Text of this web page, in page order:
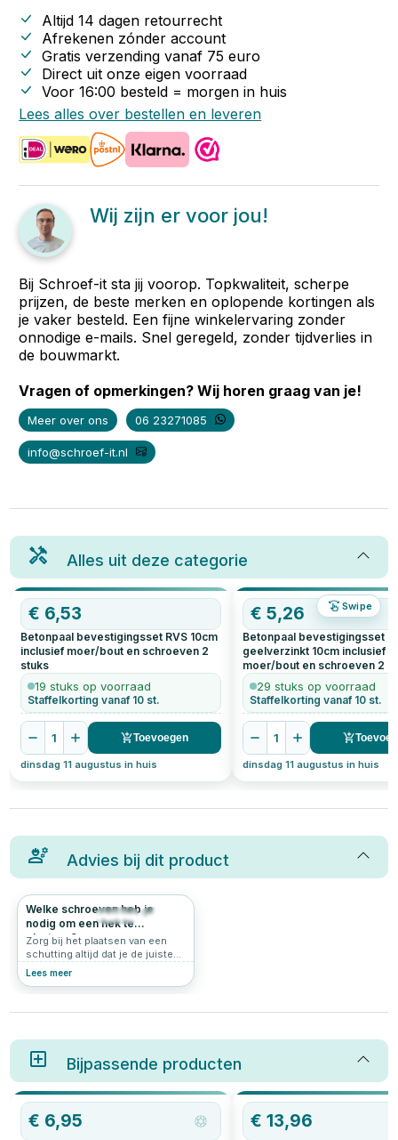
Altijd 14 dagen retourrecht
Afrekenen zónder account
Gratis verzending vanaf 75 euro
Direct uit onze eigen voorraad
Voor 16:00 besteld = morgen in huis
Lees alles over bestellen en leveren
Wij zijn er voor jou!
Bij Schroef-it sta jij voorop. Topkwaliteit, scherpe
prijzen, de beste merken en oplopende kortingen als
je vaker besteld. Een fijne winkelervaring zonder
onnodige e-mails. Snel geregeld, zonder tijdverlies in
de bouwmarkt.
Vragen of opmerkingen? Wij horen graag van je!
Meer over ons 06 23271085
info@schroef-it.nl
Alles uit deze categorie
Swipe
€ 6,53
Betonpaal bevestigingsset RVS 10cm
inclusief moer/bout en schroeven 2
stuks
19 stuks op voorraad
Staffelkorting vanaf 10 st.
1 Toevoegen
dinsdag 11 augustus in huis
€5,26
Betonpaal bevestigingsset
geelverzinkt 10cm inclusief
moer/bout en schroeven 2
29 stuks op voorraad
Staffelkorting vanaf 10 st.
1
dinsdag 11 augustus in huis
Advies bij dit product
393
Welke schroeven heb je
nodig om een hek te
plaatsen?
Zorg bij het plaatsen van een
schutting altijd dat je de juiste
materialen in huis hebt. Zo ben
Lees meer
Bijpassende producten
€ 6,95 €13,96